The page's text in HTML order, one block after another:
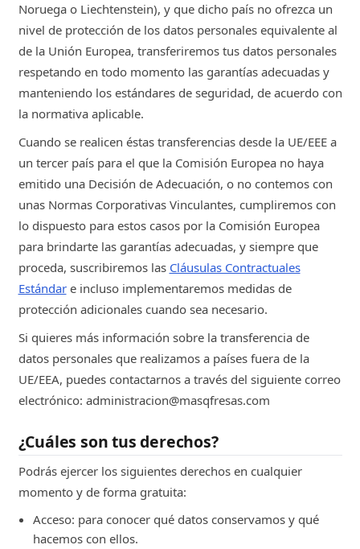
Noruega o Liechtenstein), y que dicho país no ofrezca un
nivel de protección de los datos personales equivalente al
de la Unión Europea, transferiremos tus datos personales
respetando en todo momento las garantías adecuadas y
manteniendo los estándares de seguridad, de acuerdo con
la normativa aplicable.
Cuando se realicen éstas transferencias desde la UE/EEE a
un tercer país para el que la Comisión Europea no haya
emitido una Decisión de Adecuación, o no contemos con
unas Normas Corporativas Vinculantes, cumpliremos con
lo dispuesto para estos casos por la Comisión Europea
para brindarte las garantías adecuadas, y siempre que
proceda, suscribiremos las Cláusulas Contractuales
Estándare incluso implementaremos medidas de
protección adicionales cuando sea necesario.
Si quieres más información sobre la transferencia de
datos personales que realizamos a países fuera de la
UE/EEA, puedes contactarnos a través del siguiente correo
electrónico: administracion@masqfresas.com
¿Cuáles son tus derechos?
Podrás ejercer los siguientes derechos en cualquier
momento y de forma gratuita:
Acceso: para conocer qué datos conservamos y qué
hacemos con ellos.